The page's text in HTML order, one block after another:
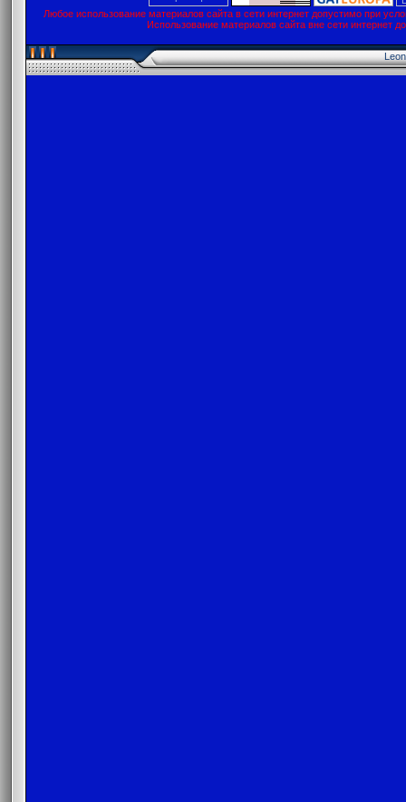
Любое использование материалов сайта в сети интернет допустимо при
Использование материалов сайта вне сети интернет